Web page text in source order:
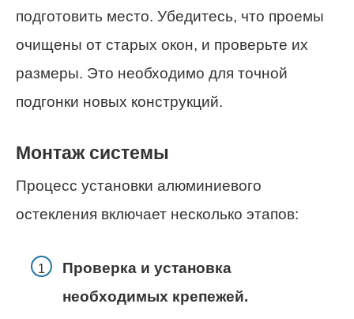
подготовить место. Убедитесь, что проемы
очищены от старых окон, и проверьте их
размеры. Это необходимо для точной
подгонки новых конструкций.
Монтаж системы
Процесс установки алюминиевого
остекления включает несколько этапов:
Проверка и установка
необходимых крепежей.